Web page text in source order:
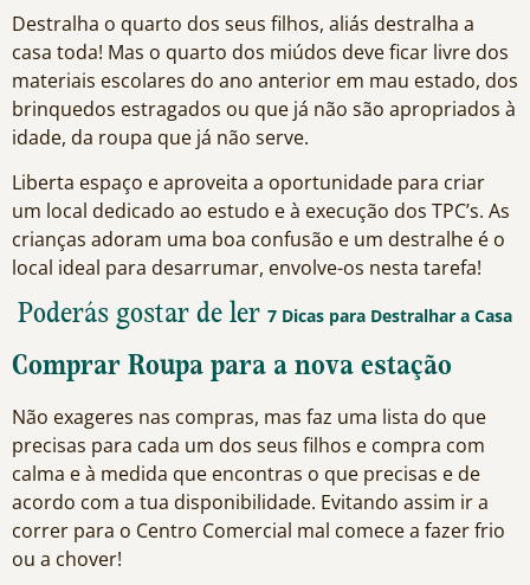
Destralha o quarto dos seus filhos, aliás destralha a
casa toda! Mas o quarto dos miúdos deve ficar livre dos
materiais escolares do ano anterior em mau estado, dos
brinquedos estragados ou que já não são apropriados à
idade, da roupa que já não serve.
Liberta espaço e aproveita a oportunidade para criar
um local dedicado ao estudo e à execução dos TPC’s. As
crianças adoram uma boa confusão e um destralhe é o
local ideal para desarrumar, envolve-os nesta tarefa!
Poderás gostar de ler 7 Dicas para Destralhar a Casa
Comprar Roupa para a nova estação
Não exageres nas compras, mas faz uma lista do que
precisas para cada um dos seus filhos e compra com
calma e à medida que encontras o que precisas e de
acordo com a tua disponibilidade. Evitando assim ir a
correr para o Centro Comercial mal comece a fazer frio
ou a chover!